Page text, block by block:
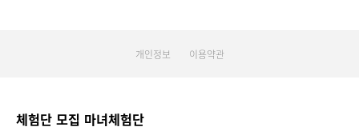
개인정보 이용약관
체험단 모집 마녀체험단